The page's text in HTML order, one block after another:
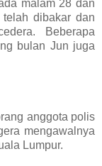
malam 28 dan
dibakar dan
Beberapa
bulan Jun juga
anggota polis
mengawalnya
Lumpur.